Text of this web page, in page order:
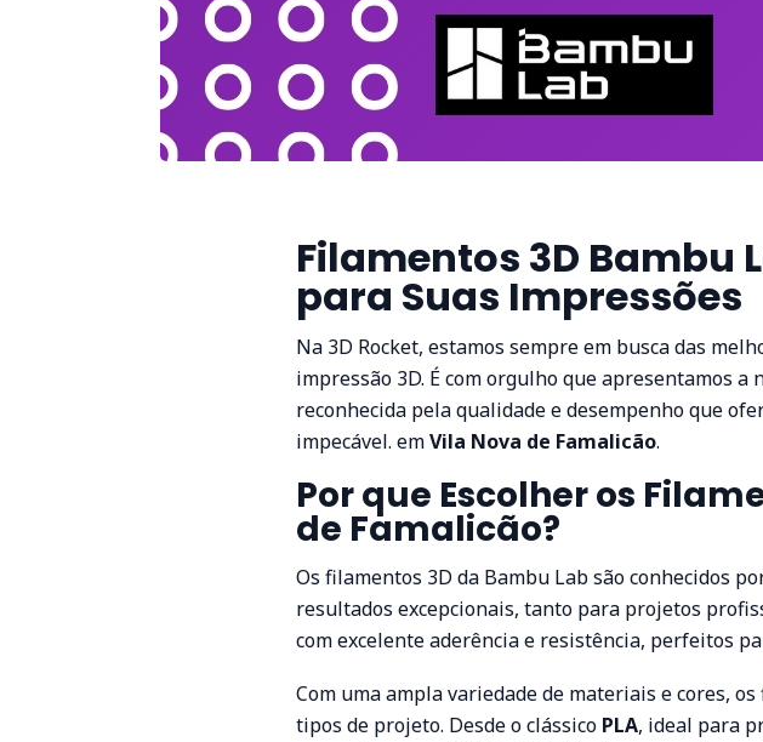
Filamentos 3D Bambu
para Suas Impressões
Na 3D Rocket, estamos sempre em busca das
impressão 3D. É com orgulho que apresentamos a
reconhecida pela qualidade e desempenho que
impecável. emVila Nova de Famalicão.
Por que Escolher os
de Famalicão?
Os filamentos 3D da Bambu Lab são conhecidos
resultados excepcionais, tanto para projetos
com excelente aderência e resistência, perfeitos
Com uma ampla variedade de materiais e cores,
tipos de projeto. Desde o clássico PLA, ideal para